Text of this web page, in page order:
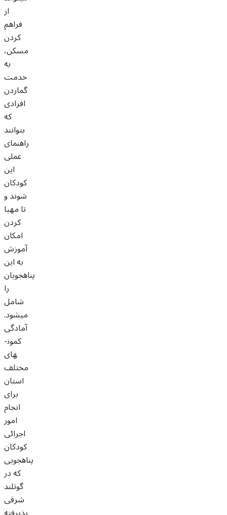
از
فراهم
کردن
مسکن،
به
خدمت
گماردن
افرادی
که
بتوانند
راهنمای
عملی
این
کودکان
شوند و
تا مهیا
کردن
امکان
آموزش
به این
پناهجویان
را
شامل
می­شود.
آمادگی
کمون­
های
مختلف
استان
برای
انجام
امور
اجرائی
کودکان
پناهجویی
که در
گوتلند
شرقی